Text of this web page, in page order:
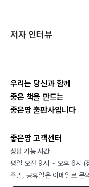
저자 인터뷰
우리는 당신과 함께
좋은 책을 만드는
좋은땅 출판사입니다
좋은땅 고객센터
상담 가능 시간
평일 오전 9시 ~ 오후 6시 (
주말, 공휴일은 이메일로 문